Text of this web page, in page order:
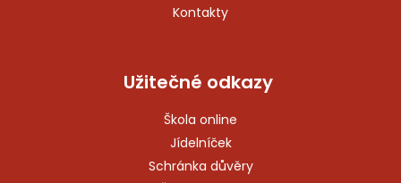
Kontakty
Užitečné odkazy
Škola online
Jídelníček
Schránka důvěry